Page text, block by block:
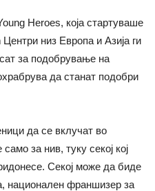
Heroes, која стартуваше
низ Европа и Азија ги
за подобрување на
да станат подобри
да се вклучат во
за нив, туку секој кој
Секој може да биде
национален франшизер за